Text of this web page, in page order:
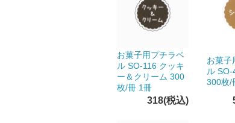
お菓子用プチラベ
ル SO-116 クッキ
ー＆クリーム 300
枚/冊 1冊
お菓子
ル SO-
300枚/
318(税込)